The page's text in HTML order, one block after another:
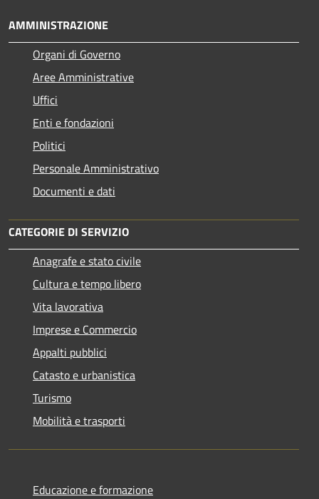
AMMINISTRAZIONE
Organi di Governo
Aree Amministrative
Uffici
Enti e fondazioni
Politici
Personale Amministrativo
Documenti e dati
CATEGORIE DI SERVIZIO
Anagrafe e stato civile
Cultura e tempo libero
Vita lavorativa
Imprese e Commercio
Appalti pubblici
Catasto e urbanistica
Turismo
Mobilità e trasporti
Educazione e formazione